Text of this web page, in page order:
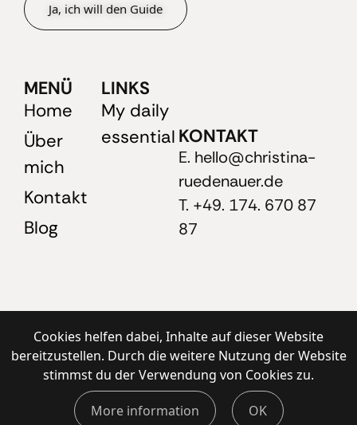
Ja, ich will den Guide
MENÜ
Home
Über
mich
Kontakt
Blog
LINKS
My daily
essential KONTAKT
E. hello@christina-
ruedenauer.de
T. +49. 174. 670 87
87
Cookies helfen dabei, Inhalte auf dieser Website
bereitzustellen. Durch die weitere Nutzung der Website
stimmst du der Verwendung von Cookies zu.
More information OK